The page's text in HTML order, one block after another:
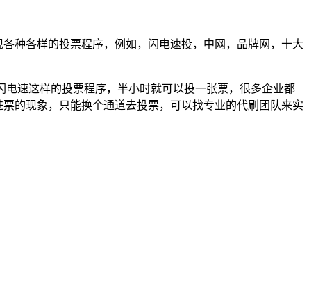
种各样的投票程序，例如，闪电速投，中网，品牌网，十大
速这样的投票程序，半小时就可以投一张票，很多企业都
的现象，只能换个通道去投票，可以找专业的代刷团队来实